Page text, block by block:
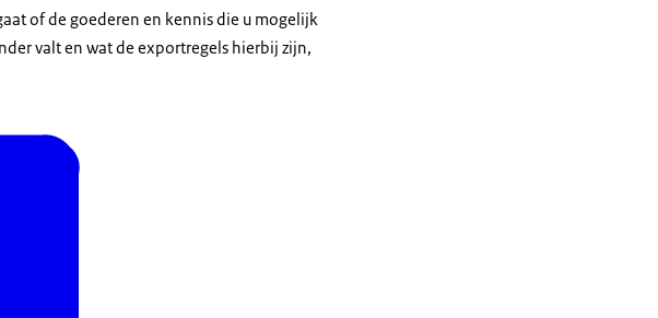
of de goederen en kennis die u mogelijk
valt en wat de exportregels hierbij zijn,